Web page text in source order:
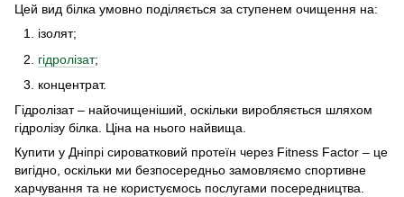
Цей вид білка умовно поділяється за ступенем очищення на:
ізолят;
гідролізат;
концентрат.
Гідролізат – найочищеніший, оскільки виробляється шляхом
гідролізу білка. Ціна на нього найвища.
Купити у Дніпрі сироватковий протеїн через Fitness Factor – це
вигідно, оскільки ми безпосередньо замовляємо спортивне
харчування та не користуємось послугами посередництва.